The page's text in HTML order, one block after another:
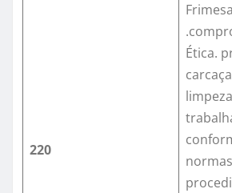
220
Ética.